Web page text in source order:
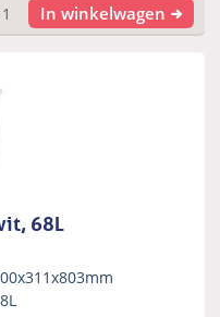
In winkelwagen
68L